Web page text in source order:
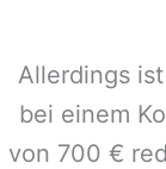
Allerdings
bei einem
von 700 €